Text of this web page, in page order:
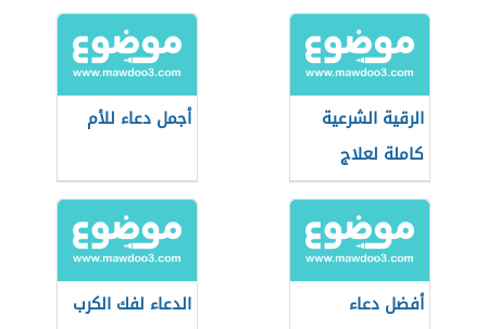
الرقية الشرعية
كاملة لعلاج
السحر والمس
والعين والحسد
أجمل دعاء للأم
أفضل دعاء الدعاء لفك الكرب